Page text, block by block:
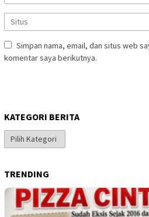
Simpan nama, email, dan situs web
komentar saya berikutnya.
KATEGORI BERITA
Kategori
Berita
TRENDING